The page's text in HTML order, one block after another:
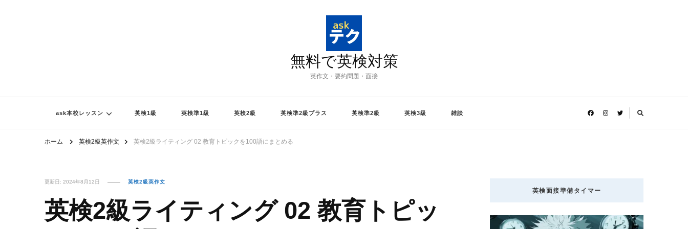
無料で英検対策
英作文・要約問題・面接
ask本校レッスン 英検1級 英検準1級 英検2級 英検準2級プラス 英検準2級 英検3級 雑談
ホーム 英検2級英作文 英検2級ライティング 02 教育トピックを100語にまとめる
更新日: 2024年8月12日 英検2級英作文
英検2級ライティング 02 教育トピッ
英検面接準備タイマー